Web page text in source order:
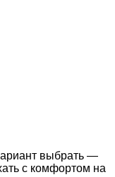
выбрать —
с комфортом на